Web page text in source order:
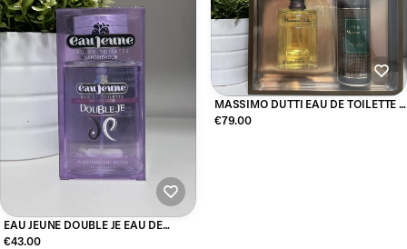
EAU JEUNE DOUBLE JE EAU DE
TOILETTE 75ML
€43.00
MASSIMO DUTTI EAU DE TOILETTE +
€79.00